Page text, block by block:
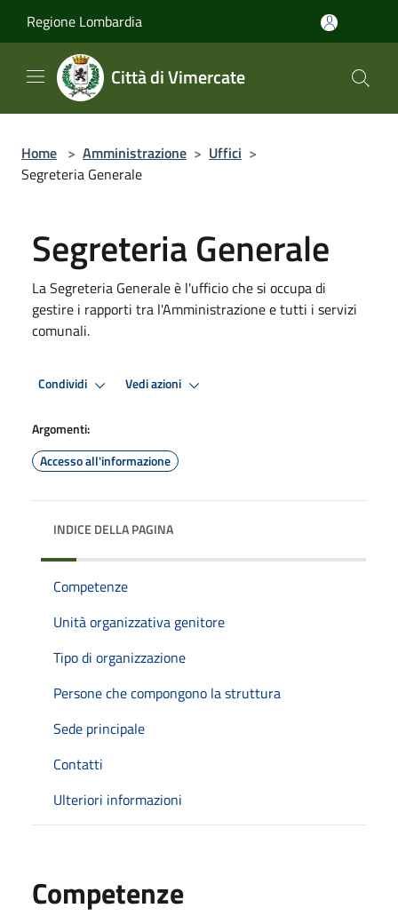
Regione Lombardia
Città di Vimercate
Home > Amministrazione > Uffici >
Segreteria Generale
Segreteria Generale
La Segreteria Generale è l'ufficio che si occupa di
gestire i rapporti tra l'Amministrazione e tutti i servizi
comunali.
Condividi Vedi azioni
Argomenti:
Accesso all'informazione
INDICE DELLA PAGINA
Competenze
Unità organizzativa genitore
Tipo di organizzazione
Persone che compongono la struttura
Sede principale
Contatti
Ulteriori informazioni
Competenze